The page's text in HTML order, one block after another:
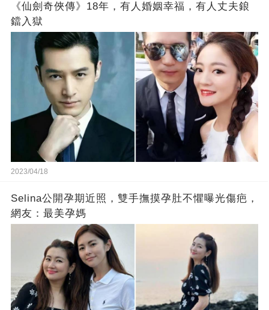
《仙劍奇俠傳》18年，有人婚姻幸福，有人丈夫鋃
鐺入獄
2023/04/18
Selina公開孕期近照，雙手撫摸孕肚不懼曝光傷疤，
網友：最美孕媽